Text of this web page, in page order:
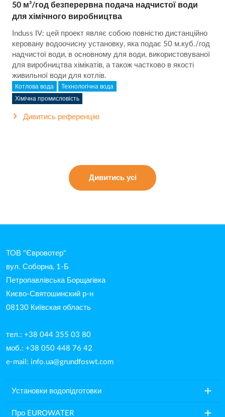
50 м³/год безперервна подача надчистої води
для хімічного виробництва
Induss IV: цей проект являє собою повністю дистанційно
керовану водоочисну установку, яка подає 50 м.куб./год
надчистої води, в основному для води, використовуваної
для виробництва хімікатів, а також частково в якості
живильної води для котлів.
Котлова вода Технологічна вода
Хімічна промисловість
Дивитись референцію
Дивитись усі
ТОВ "Євровотер"
вул. Соборна, 1-Б
Петропавлівська Борщагівка
Києво-Святошинский р-н
08130 Київская область
тел.: +38 044 355 03 80
моб.: +38 050 448 76 42
e-mail: info.ua@grundfoswt.com
Установки водопідготовки add
Про EUROWATER add